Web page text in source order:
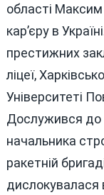
області
кар’єру в
престижних
ліцеї,
Університеті
Дослужився до
начальника
ракетній
дислокувалася